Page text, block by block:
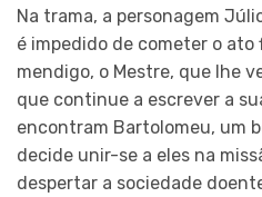
Na trama, a personagem
é impedido de cometer o
mendigo, o Mestre, que lhe
que continue a escrever a
encontram Bartolomeu, um
decide unir-se a eles na
despertar a sociedade